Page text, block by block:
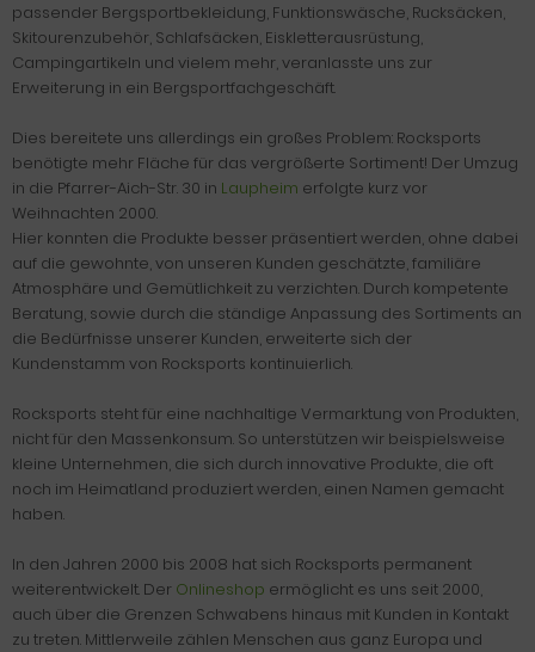
passender Bergsportbekleidung, Funktionswäsche, Rucksäcken,
Skitourenzubehör, Schlafsäcken, Eiskletterausrüstung,
Campingartikeln und vielem mehr, veranlasste uns zur
Erweiterung in ein Bergsportfachgeschäft.
Dies bereitete uns allerdings ein großes Problem: Rocksports
benötigte mehr Fläche für das vergrößerte Sortiment! Der Umzug
in die Pfarrer-Aich-Str. 30 in Laupheim erfolgte kurz vor
Weihnachten 2000.
Hier konnten die Produkte besser präsentiert werden, ohne dabei
auf die gewohnte, von unseren Kunden geschätzte, familiäre
Atmosphäre und Gemütlichkeit zu verzichten. Durch kompetente
Beratung, sowie durch die ständige Anpassung des Sortiments an
die Bedürfnisse unserer Kunden, erweiterte sich der
Kundenstamm von Rocksports kontinuierlich.
Rocksports steht für eine nachhaltige Vermarktung von Produkten,
nicht für den Massenkonsum. So unterstützen wir beispielsweise
kleine Unternehmen, die sich durch innovative Produkte, die oft
noch im Heimatland produziert werden, einen Namen gemacht
haben.
In den Jahren 2000 bis 2008 hat sich Rocksports permanent
weiterentwickelt. Der Onlineshop ermöglicht es uns seit 2000,
auch über die Grenzen Schwabens hinaus mit Kunden in Kontakt
zu treten. Mittlerweile zählen Menschen aus ganz Europa und